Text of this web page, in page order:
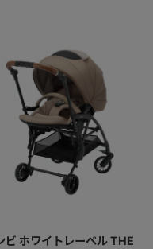
ビ ホワイトレーベル THE